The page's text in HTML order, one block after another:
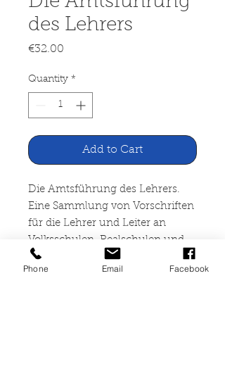
des Lehrers
€32.00
Quantity *
Add to Cart
Die Amtsführung des Lehrers.
Eine Sammlung von Vorschriften
für die Lehrer und Leiter an
Volksschulen, Realschulen und
Gymnasium in Lande NRW Band
1
Phone Email Facebook